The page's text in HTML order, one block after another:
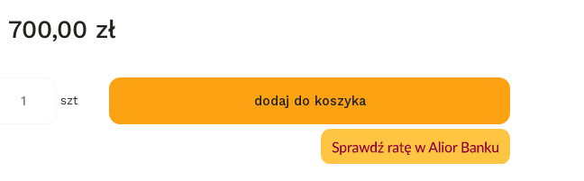
700,00 zł
szt dodaj do koszyka